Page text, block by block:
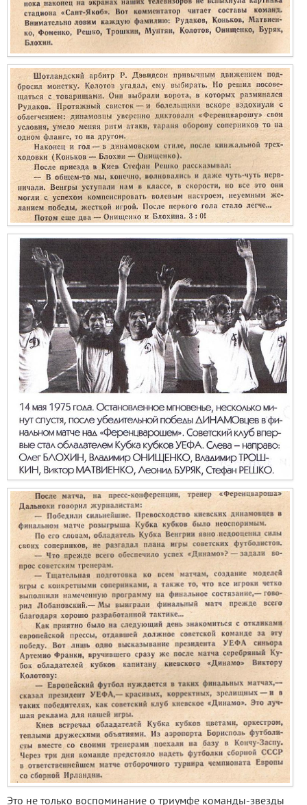
Это не только воспоминание о триумфе команды-звезды